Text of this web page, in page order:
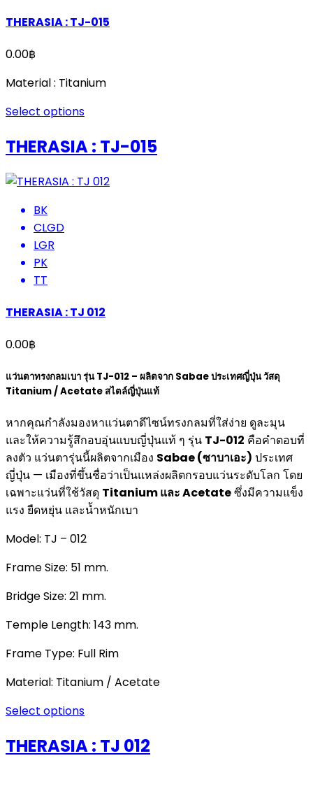
THERASIA : TJ-015
0.00฿
Material : Titanium
Select options
THERASIA : TJ-015
BK
CLGD
LGR
PK
TT
THERASIA : TJ 012
0.00฿
แว่นตาทรงกลมเบา รุ่น TJ-012 – ผลิตจาก Sabae ประเทศญี่ปุ่น วัสดุ
Titanium / Acetate สไตล์ญี่ปุ่นแท้
หากคุณกำลังมองหาแว่นตาดีไซน์ทรงกลมที่ใส่ง่าย ดูละมุน
และให้ความรู้สึกอบอุ่นแบบญี่ปุ่นแท้ ๆ รุ่น TJ-012 คือคำตอบที่
ลงตัว แว่นตารุ่นนี้ผลิตจากเมือง Sabae (ซาบาเอะ) ประเทศ
ญี่ปุ่น — เมืองที่ขึ้นชื่อว่าเป็นแหล่งผลิตกรอบแว่นระดับโลก โดย
เฉพาะแว่นที่ใช้วัสดุ Titanium และ Acetateซึ่งมีความแข็ง
แรง ยืดหยุ่น และน้ำหนักเบา
Model: TJ – 012
Frame Size: 51 mm.
Bridge Size: 21 mm.
Temple Length: 143 mm.
Frame Type: Full Rim
Material: Titanium / Acetate
Select options
THERASIA : TJ 012